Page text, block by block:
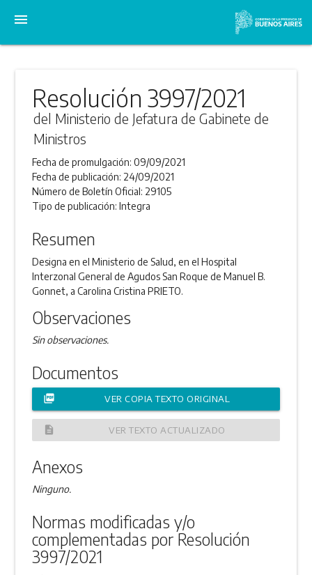
menu
Resolución 3997/2021
del Ministerio de Jefatura de Gabinete de
Ministros
Fecha de promulgación:09/09/2021
Fecha de publicación: 24/09/2021
Número de Boletín Oficial: 29105
Tipo de publicación:Integra
Resumen
Designa en el Ministerio de Salud, en el Hospital
Interzonal General de Agudos San Roque de Manuel B.
Gonnet, a Carolina Cristina PRIETO.
Observaciones
Sin observaciones.
Documentos
picture_as_pdf VER COPIA TEXTO ORIGINAL
description VER TEXTO ACTUALIZADO
Anexos
Ninguno.
Normas modificadas y/o
complementadas por Resolución
3997/2021